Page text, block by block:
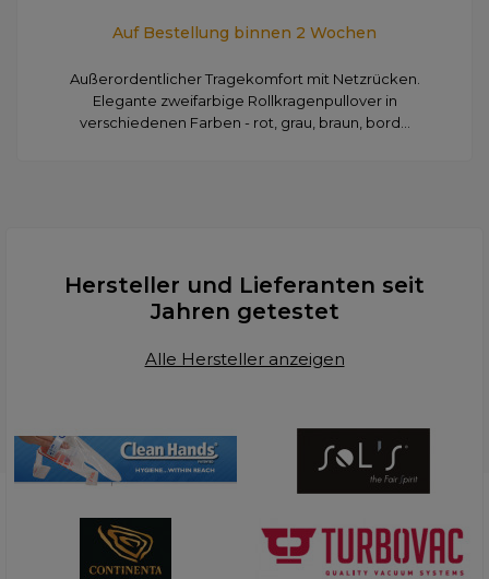
Auf Bestellung binnen 2 Wochen
Außerordentlicher Tragekomfort mit Netzrücken.
Elegante zweifarbige Rollkragenpullover in
verschiedenen Farben - rot, grau, braun, bord...
Hersteller und Lieferanten seit
Jahren getestet
Alle Hersteller anzeigen